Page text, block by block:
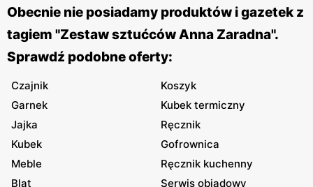
Obecnie nie posiadamy produktów i gazetek z
tagiem "Zestaw sztućców Anna Zaradna".
Sprawdź podobne oferty:
Czajnik
Koszyk
Garnek
Kubek termiczny
Jajka
Ręcznik
Kubek
Gofrownica
Meble
Ręcznik kuchenny
Blat
Serwis obiadowy